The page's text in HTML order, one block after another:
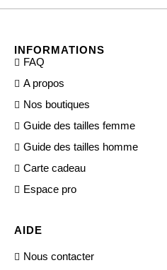
INFORMATIONS
FAQ
A propos
Nos boutiques
Guide des tailles femme
Guide des tailles homme
Carte cadeau
Espace pro
AIDE
Nous contacter